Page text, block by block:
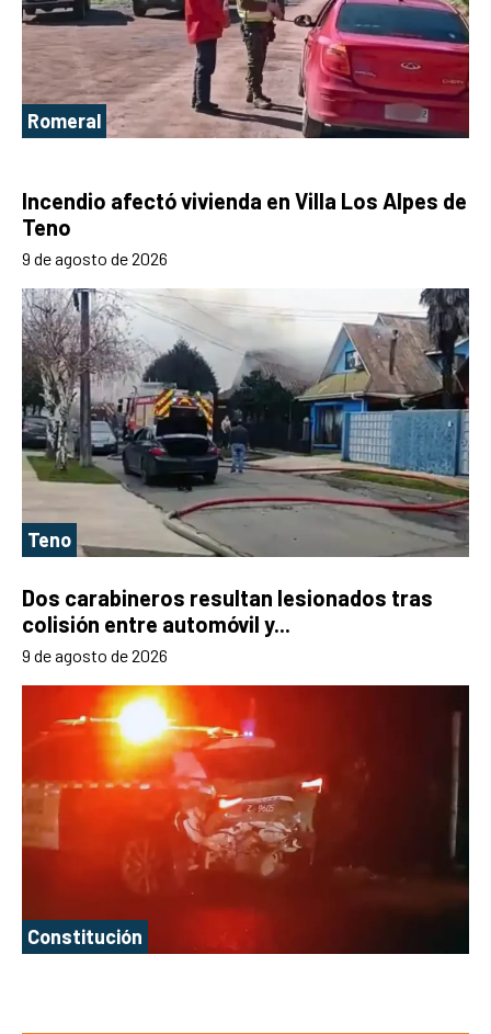
Romeral
Incendio afectó vivienda en Villa Los Alpes de
Teno
9 de agosto de 2026
Teno
Dos carabineros resultan lesionados tras
colisión entre automóvil y...
9 de agosto de 2026
Constitución